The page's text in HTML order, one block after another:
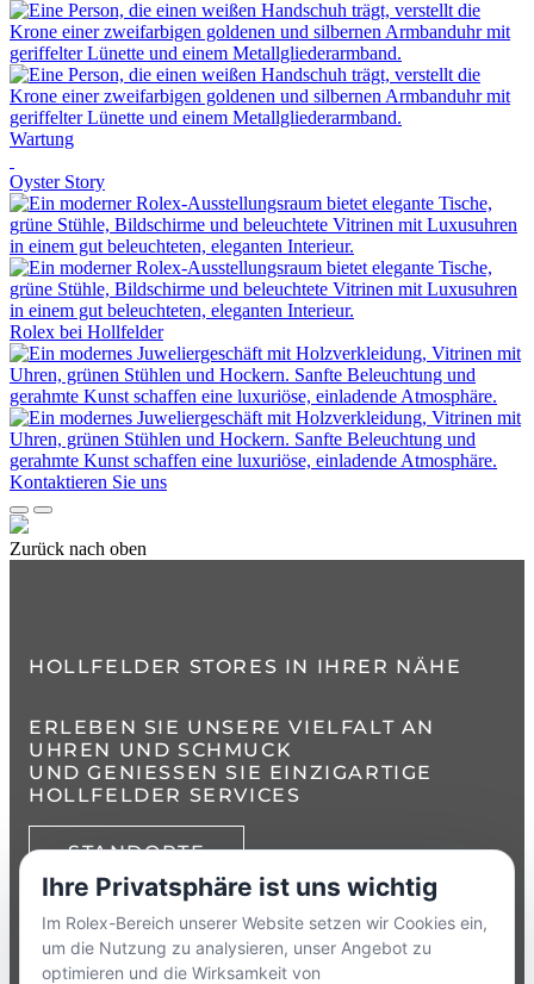
Wartung
Oyster Story
Rolex bei Hollfelder
Kontaktieren Sie uns
Zurück nach oben
HOLLFELDER STORES IN IHRER NÄHE
ERLEBEN SIE UNSERE VIELFALT AN
UHREN UND SCHMUCK
UND GENIESSEN SIE EINZIGARTIGE H
OLLFELDER SERVICES
STANDORTE
+49 8386 3729790
ZUMKONTAKTFORMULAR
Ihre Privatsphäre ist uns wichtig
Im Rolex-Bereich unserer Website setzen wir Cookies ein,
um die Nutzung zu analysieren, unser Angebot zu
optimieren und die Wirksamkeit von